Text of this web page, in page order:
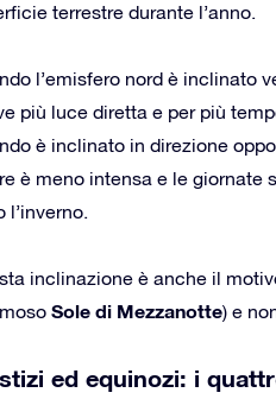
terrestre durante l’anno.
l’emisfero nord è inclinato
più luce diretta e per più
è inclinato in direzione
è meno intensa e le giornate
l’inverno.
inclinazione è anche il
Sole di Mezzanotte) e
ed equinozi: i